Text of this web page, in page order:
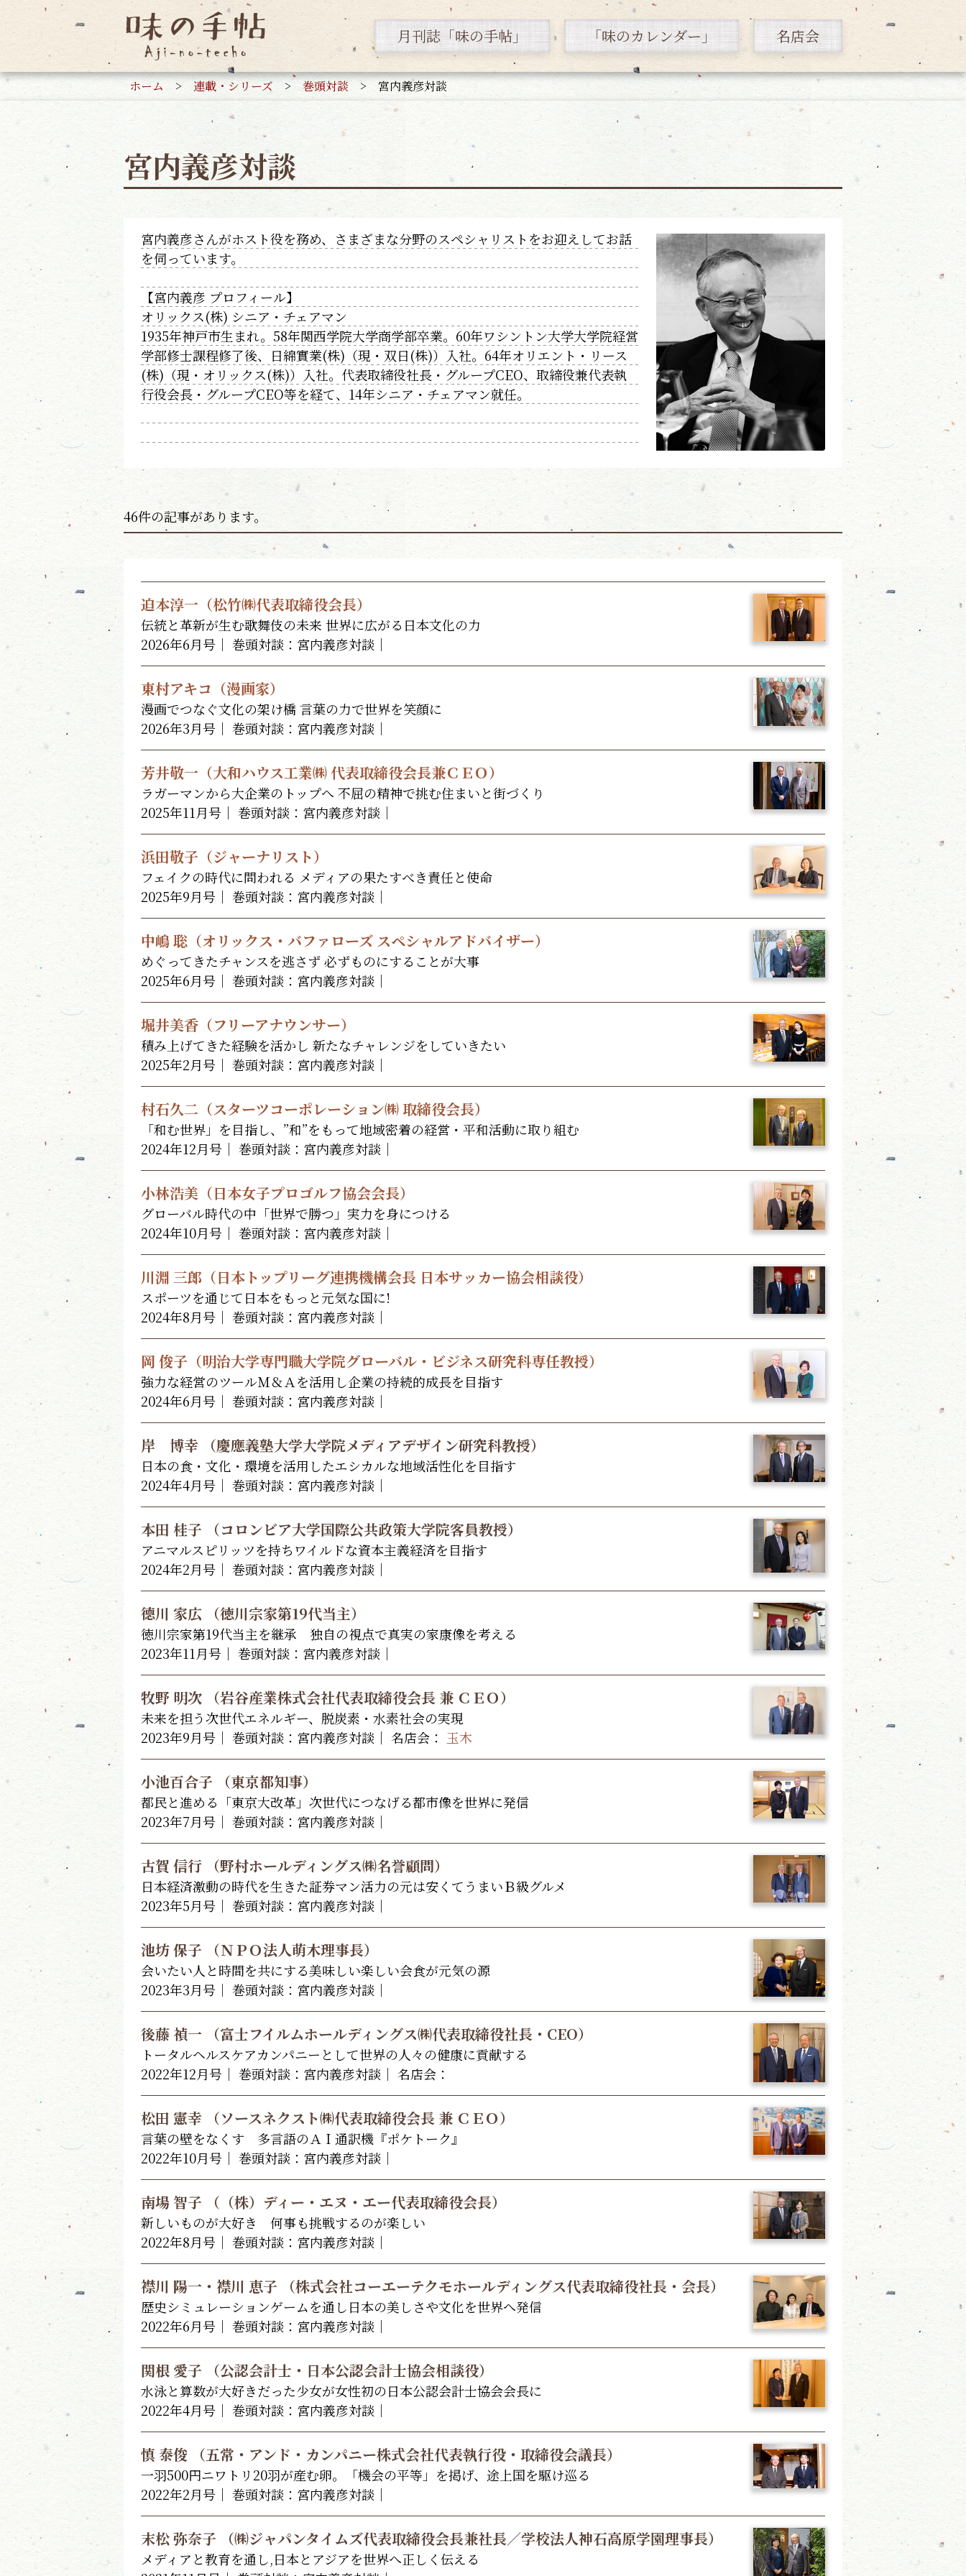
月刊誌「味の手帖」 「味のカレンダー」 名店会
ホーム > 連載・シリーズ > 巻頭対談 > 宮内義彦対談
宮内義彦対談
宮内義彦さんがホスト役を務め、さまざまな分野のスペシャリストをお迎えしてお話
を伺っています。
【宮内義彦 プロフィール】
オリックス(株) シニア・チェアマン
1935年神戸市生まれ。58年関西学院大学商学部卒業。60年ワシントン大学大学院経営
学部修士課程修了後、日綿實業(株)（現・双日(株)）入社。64年オリエント・リース
(株)（現・オリックス(株)）入社。代表取締役社長・グループCEO、取締役兼代表執
行役会長・グループCEO等を経て、14年シニア・チェアマン就任。
46件の記事があります。
迫本淳一（松竹㈱代表取締役会長）
伝統と革新が生む歌舞伎の未来 世界に広がる日本文化の力
2026年6月号｜ 巻頭対談：宮内義彦対談｜
東村アキコ（漫画家）
漫画でつなぐ文化の架け橋 言葉の力で世界を笑顔に
2026年3月号｜ 巻頭対談：宮内義彦対談｜
芳井敬一（大和ハウス工業㈱ 代表取締役会長兼ＣＥＯ）
ラガーマンから大企業のトップへ 不屈の精神で挑む住まいと街づくり
2025年11月号｜ 巻頭対談：宮内義彦対談｜
浜田敬子（ジャーナリスト）
フェイクの時代に問われる メディアの果たすべき責任と使命
2025年9月号｜ 巻頭対談：宮内義彦対談｜
中嶋 聡（オリックス・バファローズ スペシャルアドバイザー）
めぐってきたチャンスを逃さず 必ずものにすることが大事
2025年6月号｜ 巻頭対談：宮内義彦対談｜
堀井美香（フリーアナウンサー）
積み上げてきた経験を活かし 新たなチャレンジをしていきたい
2025年2月号｜ 巻頭対談：宮内義彦対談｜
村石久二（スターツコーポレーション㈱ 取締役会長）
「和む世界」を目指し、”和”をもって地域密着の経営・平和活動に取り組む
2024年12月号｜ 巻頭対談：宮内義彦対談｜
小林浩美（日本女子プロゴルフ協会会長）
グローバル時代の中「世界で勝つ」実力を身につける
2024年10月号｜ 巻頭対談：宮内義彦対談｜
川淵 三郎（日本トップリーグ連携機構会長 日本サッカー協会相談役）
スポーツを通じて日本をもっと元気な国に!
2024年8月号｜ 巻頭対談：宮内義彦対談｜
岡 俊子（明治大学専門職大学院グローバル・ビジネス研究科専任教授）
強力な経営のツールＭ＆Ａを活用し企業の持続的成長を目指す
2024年6月号｜ 巻頭対談：宮内義彦対談｜
岸 博幸 （慶應義塾大学大学院メディアデザイン研究科教授）
日本の食・文化・環境を活用したエシカルな地域活性化を目指す
2024年4月号｜ 巻頭対談：宮内義彦対談｜
本田 桂子 （コロンビア大学国際公共政策大学院客員教授）
アニマルスピリッツを持ちワイルドな資本主義経済を目指す
2024年2月号｜ 巻頭対談：宮内義彦対談｜
德川 家広 （徳川宗家第19代当主）
徳川宗家第19代当主を継承 独自の視点で真実の家康像を考える
2023年11月号｜ 巻頭対談：宮内義彦対談｜
牧野 明次 （岩谷産業株式会社代表取締役会長 兼 ＣＥＯ）
未来を担う次世代エネルギー、脱炭素・水素社会の実現
2023年9月号｜ 巻頭対談：宮内義彦対談｜ 名店会： 玉木
小池百合子 （東京都知事）
都民と進める「東京大改革」次世代につなげる都市像を世界に発信
2023年7月号｜ 巻頭対談：宮内義彦対談｜
古賀 信行 （野村ホールディングス㈱名誉顧問）
日本経済激動の時代を生きた証券マン活力の元は安くてうまいＢ級グルメ
2023年5月号｜ 巻頭対談：宮内義彦対談｜
池坊 保子 （ＮＰＯ法人萌木理事長）
会いたい人と時間を共にする美味しい楽しい会食が元気の源
2023年3月号｜ 巻頭対談：宮内義彦対談｜
後藤 禎一 （富士フイルムホールディングス㈱代表取締役社長・CEO）
トータルヘルスケアカンパニーとして世界の人々の健康に貢献する
2022年12月号｜ 巻頭対談：宮内義彦対談｜ 名店会：
松田 憲幸 （ソースネクスト㈱代表取締役会長 兼 ＣＥＯ）
言葉の壁をなくす 多言語のＡＩ通訳機『ポケトーク』
2022年10月号｜ 巻頭対談：宮内義彦対談｜
南場 智子 （（株）ディー・エヌ・エー代表取締役会長）
新しいものが大好き 何事も挑戦するのが楽しい
2022年8月号｜ 巻頭対談：宮内義彦対談｜
襟川 陽一・襟川 恵子 （株式会社コーエーテクモホールディングス代表取締役社長・会長）
歴史シミュレーションゲームを通し日本の美しさや文化を世界へ発信
2022年6月号｜ 巻頭対談：宮内義彦対談｜
関根 愛子 （公認会計士・日本公認会計士協会相談役）
水泳と算数が大好きだった少女が女性初の日本公認会計士協会会長に
2022年4月号｜ 巻頭対談：宮内義彦対談｜
慎 泰俊 （五常・アンド・カンパニー株式会社代表執行役・取締役会議長）
一羽500円ニワトリ20羽が産む卵。「機会の平等」を掲げ、途上国を駆け巡る
2022年2月号｜ 巻頭対談：宮内義彦対談｜
末松 弥奈子 （㈱ジャパンタイムズ代表取締役会長兼社長／学校法人神石高原学園理事長）
メディアと教育を通し,日本とアジアを世界へ正しく伝える